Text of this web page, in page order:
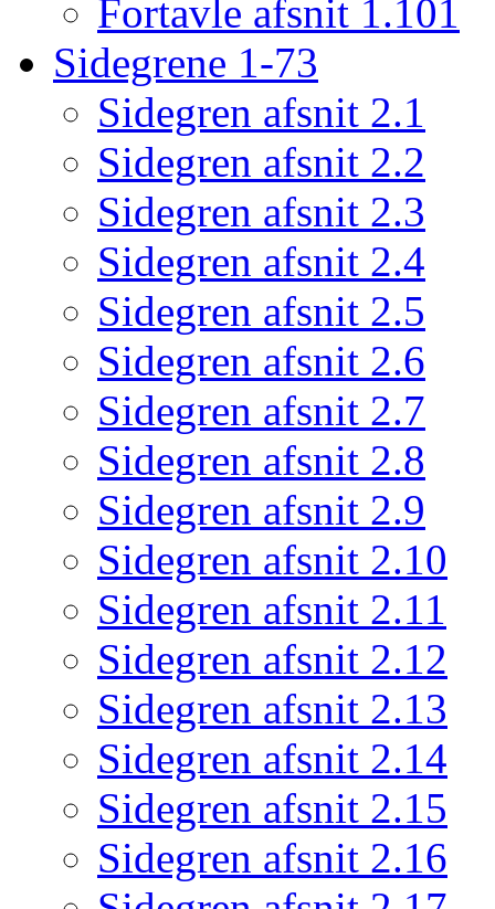
Fortavle afsnit 1.101
Sidegrene 1-73
Sidegren afsnit 2.1
Sidegren afsnit 2.2
Sidegren afsnit 2.3
Sidegren afsnit 2.4
Sidegren afsnit 2.5
Sidegren afsnit 2.6
Sidegren afsnit 2.7
Sidegren afsnit 2.8
Sidegren afsnit 2.9
Sidegren afsnit 2.10
Sidegren afsnit 2.11
Sidegren afsnit 2.12
Sidegren afsnit 2.13
Sidegren afsnit 2.14
Sidegren afsnit 2.15
Sidegren afsnit 2.16